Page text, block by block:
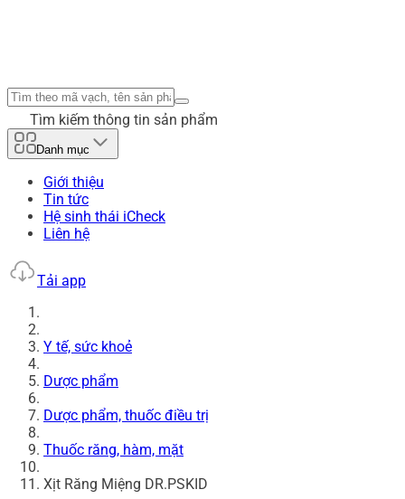
Tìm kiếm thông tin sản phẩm
Danh mục
Giới thiệu
Tin tức
Hệ sinh thái iCheck
Liên hệ
Tải app
Y tế, sức khoẻ
Dược phẩm
Dược phẩm, thuốc điều trị
Thuốc răng, hàm, mặt
Xịt Răng Miệng DR.PSKID